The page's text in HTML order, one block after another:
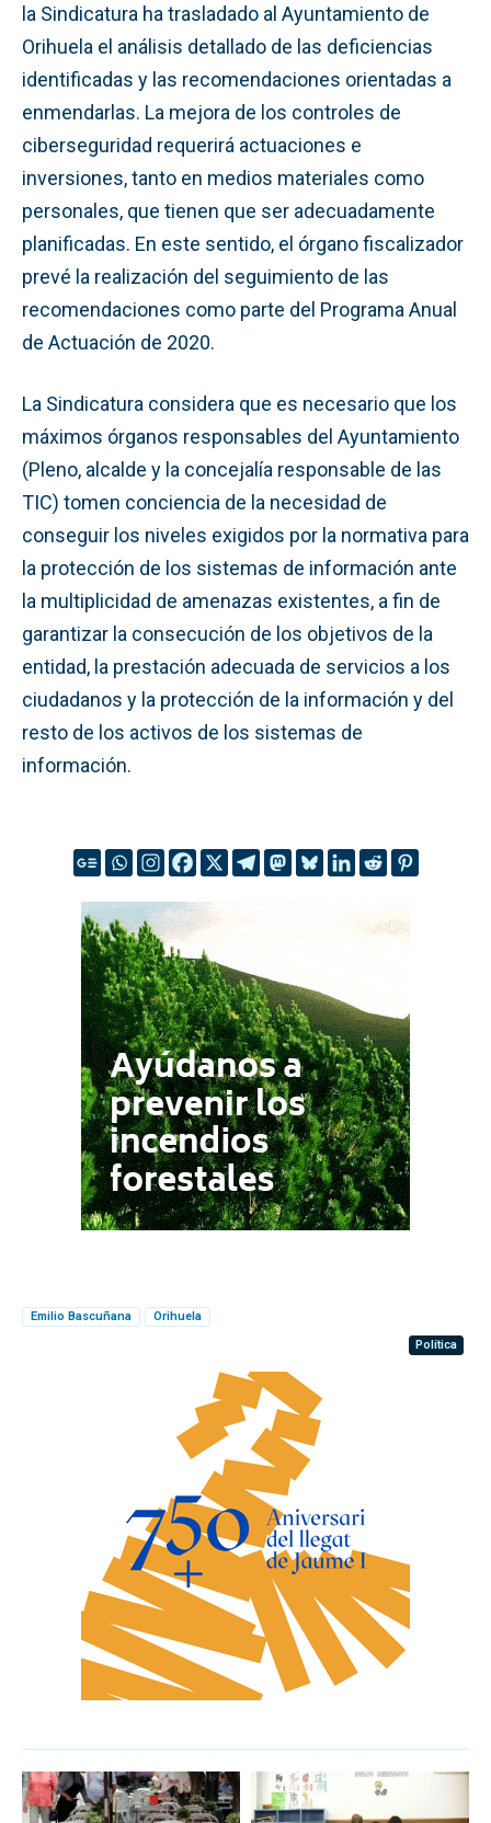
la Sindicatura ha trasladado al Ayuntamiento de
Orihuela el análisis detallado de las deficiencias
identificadas y las recomendaciones orientadas a
enmendarlas. La mejora de los controles de
ciberseguridad requerirá actuaciones e
inversiones, tanto en medios materiales como
personales, que tienen que ser adecuadamente
planificadas. En este sentido, el órgano fiscalizador
prevé la realización del seguimiento de las
recomendaciones como parte del Programa Anual
de Actuación de 2020.
La Sindicatura considera que es necesario que los
máximos órganos responsables del Ayuntamiento
(Pleno, alcalde y la concejalía responsable de las
TIC) tomen conciencia de la necesidad de
conseguir los niveles exigidos por la normativa para
la protección de los sistemas de información ante
la multiplicidad de amenazas existentes, a fin de
garantizar la consecución de los objetivos de la
entidad, la prestación adecuada de servicios a los
ciudadanos y la protección de la información y del
resto de los activos de los sistemas de
información.
Emilio Bascuñana
Orihuela
Política